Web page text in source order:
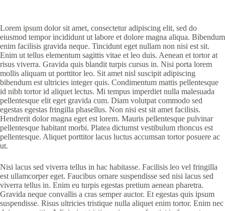
Lorem ipsum dolor sit amet, consectetur adipiscing elit, sed do
eiusmod tempor incididunt ut labore et dolore magna aliqua. Bibendum
enim facilisis gravida neque. Tincidunt eget nullam non nisi est sit.
Enim ut tellus elementum sagittis vitae et leo duis. Aenean et tortor at
risus viverra. Gravida quis blandit turpis cursus in. Nisi porta lorem
mollis aliquam ut porttitor leo. Sit amet nisl suscipit adipiscing
bibendum est ultricies integer quis. Condimentum mattis pellentesque
id nibh tortor id aliquet lectus. Mi tempus imperdiet nulla malesuada
pellentesque elit eget gravida cum. Diam volutpat commodo sed
egestas egestas fringilla phasellus. Non nisi est sit amet facilisis.
Hendrerit dolor magna eget est lorem. Mauris pellentesque pulvinar
pellentesque habitant morbi. Platea dictumst vestibulum rhoncus est
pellentesque. Aliquet porttitor lacus luctus accumsan tortor posuere ac
ut.
Nisi lacus sed viverra tellus in hac habitasse. Facilisis leo vel fringilla
est ullamcorper eget. Faucibus ornare suspendisse sed nisi lacus sed
viverra tellus in. Enim eu turpis egestas pretium aenean pharetra.
Gravida neque convallis a cras semper auctor. Et egestas quis ipsum
suspendisse. Risus ultricies tristique nulla aliquet enim tortor. Enim nec